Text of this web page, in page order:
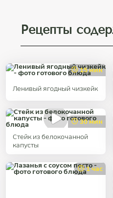
Рецепты
15 мин
Ленивый ягодный чизкейк
30 мин
Стейк из белокочанной
капусты
1 час